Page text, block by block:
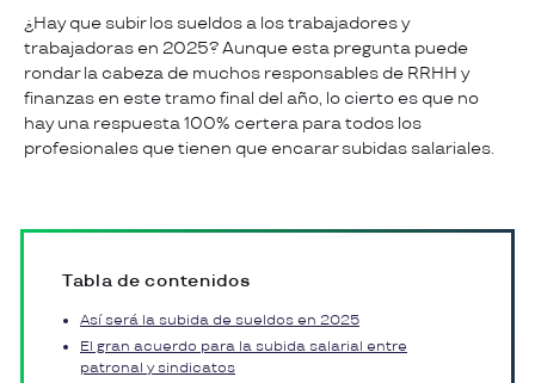
¿Hay que subir los sueldos a los trabajadores y
trabajadoras en 2025? Aunque esta pregunta puede
rondar la cabeza de muchos responsables de RRHH y
finanzas en este tramo final del año, lo cierto es que no
hay una respuesta 100% certera para todos los
profesionales que tienen que encarar subidas salariales.
Tabla de contenidos
Así será la subida de sueldos en 2025
El gran acuerdo para la subida salarial entre
patronal y sindicatos